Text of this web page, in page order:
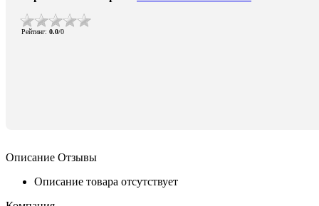
Рейтинг: 0.0/0
Описание Отзывы
Описание товара отсутствует